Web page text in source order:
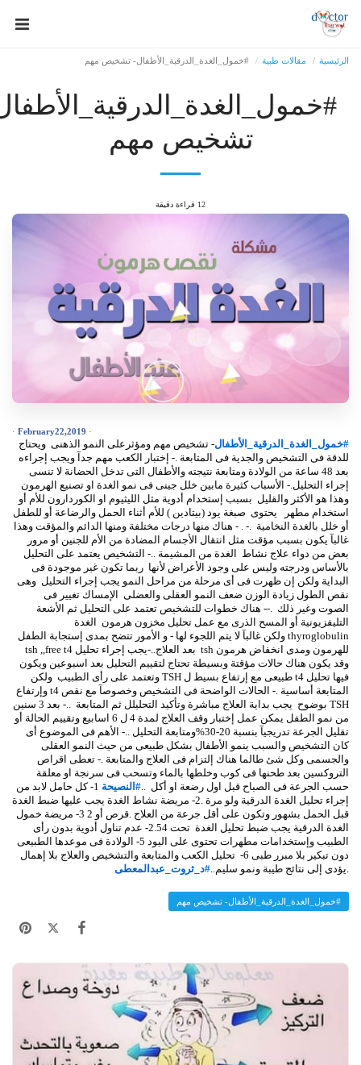
مقالات طبية #خمول_الغدة_الدرقية_الأطفال- تشخيص مهم
#خمول_الغدة_الدرقية_الأطفال-
تشخيص مهم
·
rSno
sd
epo
t8u
ca
t48
e
9
c
2
a
ch
ic
,
f
F
i
u 0
b 2
fu
tl
y
h
r 2
a
r
g
ltil1
f3
it0m
- تشخيص مهم ومؤثرعلى النمو الذهنى ويحتاج
فى التشخيص والجدية فى المتابعة .-إختبار الكعب مهم جدآ ويجب إجراءه
بعد 48 ساعة من الولادة ومتابعة نتيجته والأطفال التى تدخل الحضانة لا تنسى
التحليل.- الأسباب كثيرة مابين خلل جينى فى نمو الغدة او تصنيع الهرمون
هو الأكثر والقليل بسبب إستخدام أدوية مثل الليثيوم او الكوردارون للأم أو
مطهر يحتوى صبغة يود (بيتادين ) للأم أثناء الحمل والرضاعة أو للطفل
خلل بالغدة النخامية .- . - هناك منها درجات مختلفة ومنها الدائم والمؤقت وهذا
يكون بسبب مؤقت مثل انتقال الأجسام المضادة من الأم للجنين أو مرور
من دواء علاج نشاط الغدة من المشيمة ..- التشخيص يعتمد على التحليل
ودرجته وليس على وجود الأعراض لأنها ربما تكون غير موجودة فى
ولكن إن ظهرت فى أى مرحلة من مراحل النمو يجب إجراء التحليل وهى
الطول زيادة الوزن ضعف النمو العقلى والعضلى الإمساك تغيير فى
وغير ذلك .-- هناك خطوات للتشخيص تعتمد على التحليل ثم الأشعة
أو المسح الذرى مع عمل تحليل مخزون هرمون الغدة
thyroglobulin ولكن غالبآ لا يتم اللجوء لها - و الأمور تتضح بمدى إستجابة الطفل
للهرمون ومدى انخفاض هرمون tsh بعد العلاج..-يجب إجراء تحليل tsh ,,free t4
يكون هناك حالات مؤقتة وبسيطة تحتاج لتقييم التحليل بعد اسبوعين ويكون
فيها تحليل t4 طبيعى مع إرتفاع بسيط ل TSH وتعتمد على رأى الطبيب ولكن
المتابعة أساسية .- الحالات الواضحة فى التشخيص وخصوصآ مع نقص t4 وإرتفاع
TSH بوضوح يجب بداية العلاج مباشرة وتأكيد التحليلل ثم المتابعة ..- بعد 3 سنين
من نمو الطفل يمكن عمل إختبار وقف العلاج لمدة 4 ل 6 اسابيع وتقييم الحالة أو
تقليل الجرعة تدريجيآ بنسبة 20-30%ومتابعة التحليل ..- الأهم فى الموضوع أى
التشخيص والسبب ينمو الأطفال بشكل طبيعى من حيث النمو العقلى
وكل شئ طالما هناك إلتزام فى العلاج والمتابعة .- تعطى اقراص
بعد طحنها فى كوب وخلطها بالماء وتسحب فى سرنجة او معلقة
الجرعة فى الصباح قبل اول رضعة او أكل ..#النصيحة
1- كل حامل لابد من
إجراء تحليل الغدة الدرقية ولو مرة .2- مريضة نشاط الغدة يجب عليها ضبط الغدة
قبل الحمل بشهور وتكون على أقل جرعة من العلاج .قرص أو 2 3- مريضة خمول
الغدة الدرقية يجب ضبط تحليل الغدة تحت 2.54- عدم تناول أدوية بدون رأى
الطبيب وإستخدامات مطهرات تحتوى على اليود 5- الولادة فى موعدها الطبيعى
دون تبكير بلا مبرر طبى 6- تحليل الكعب والمتابعة والتشخيص والعلاج بلا إهمال
إلى نتائج طيبة ونمو سليم..#د_ثروت_عبدالمعطى
#خمول_الغدة_الدرقية_الأطفال- تشخيص مهم